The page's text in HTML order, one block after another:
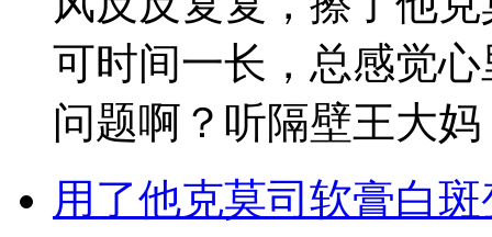
可时间一长，总感觉
问题啊？听隔壁王大妈
用了他克莫司软膏白